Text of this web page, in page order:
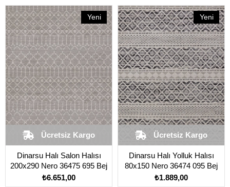
Dinarsu Halı Salon Halısı
200x290 Nero 36475 695 Bej
₺6.651,00
Ücretsiz Kargo
Yeni
Ürün
Dinarsu Halı Yolluk Halısı
80x150 Nero 36474 095 Bej
₺1.889,00
Ücretsiz Kargo
Yeni
Ürün